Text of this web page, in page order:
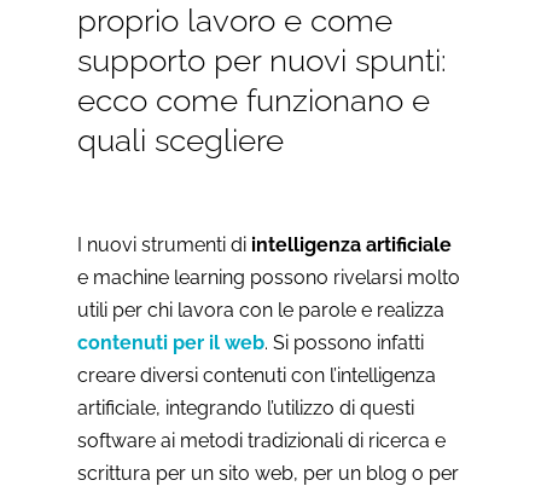
proprio lavoro e come
supporto per nuovi spunti:
ecco come funzionano e
quali scegliere
I nuovi strumenti di intelligenza artificiale
e machine learning possono rivelarsi molto
utili per chi lavora con le parole e realizza
contenuti per il web. Si possono infatti
creare diversi contenuti con l’intelligenza
artificiale, integrando l’utilizzo di questi
software ai metodi tradizionali di ricerca e
scrittura per un sito web, per un blog o per